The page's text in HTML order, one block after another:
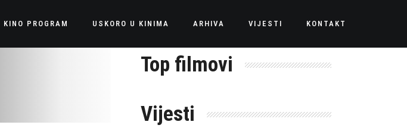
KINO PROGRAM USKORO U KINIMA ARHIVA VIJESTI KONTAKT
Top filmovi
Vijesti